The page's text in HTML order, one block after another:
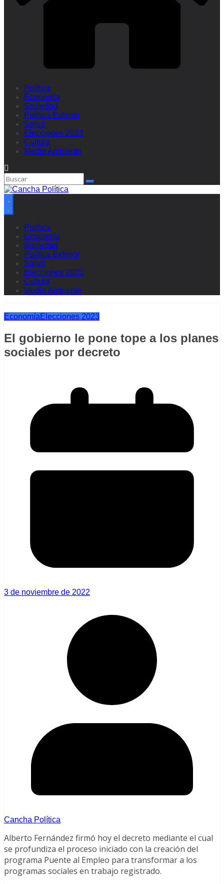
Política
Economía
Sociedad
Política Exterior
Salud
Elecciones 2023
Cultura
Medio Ambiente
Política
Economía
Sociedad
Política Exterior
Salud
Elecciones 2023
Cultura
Medio Ambiente
EconomíaElecciones 2023
El gobierno le pone tope a los planes
sociales por decreto
3 de noviembre de 2022
Cancha Política
Alberto Fernández firmó hoy el decreto mediante el cual
se profundiza el proceso iniciado con la creación del
programa Puente al Empleo para transformar a los
programas sociales en trabajo registrado.